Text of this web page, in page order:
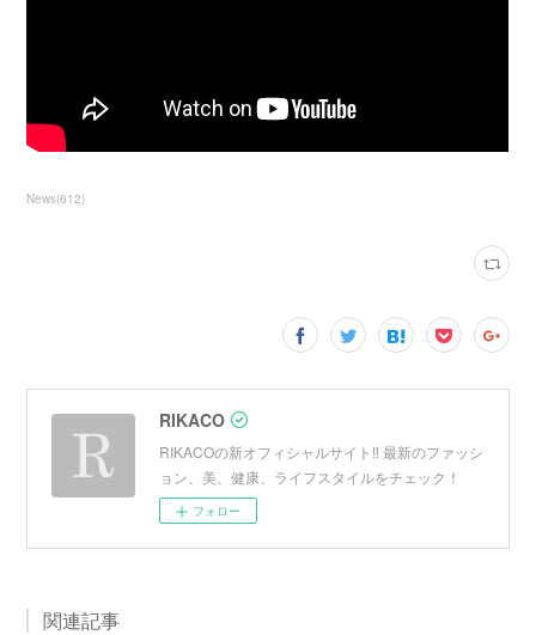
News(612)
RIKACO
RIKACOの新オフィシャルサイト‼︎ 最新のファッシ
ョン、美、健康、ライフスタイルをチェック！
フォロー
関連記事